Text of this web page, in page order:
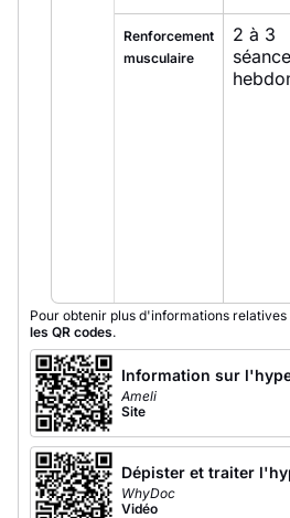
Renforcement
musculaire
2 à 3
Pour obtenir plus d'informations relatives
les QR codes.
Information sur
Ameli
Site
Dépister et traiter
WhyDoc
Vidéo